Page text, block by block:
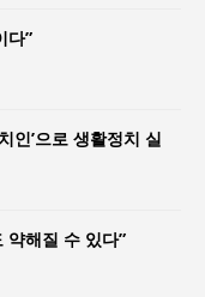
다”
인’으로 생활정치 실
약해질 수 있다”